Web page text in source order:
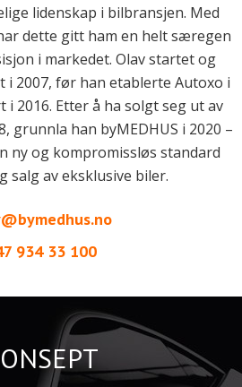
lidenskap i bilbransjen. Med
dette gitt ham en helt særegen
i markedet. Olav startet og
i 2007, før han etablerte Autoxo i
i 2016. Etter å ha solgt seg ut av
grunnla han byMEDHUS i 2020 –
ny og kompromissløs standard
salg av eksklusive biler.
934 33 100